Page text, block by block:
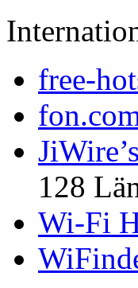
free-
128
Wi-Fi